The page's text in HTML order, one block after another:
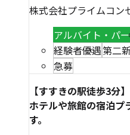
株式会社プライムコン
アルバイト・パ
経験者優遇第二
急募
【すすきの駅徒歩3分
ホテルや旅館の宿泊プ
す。